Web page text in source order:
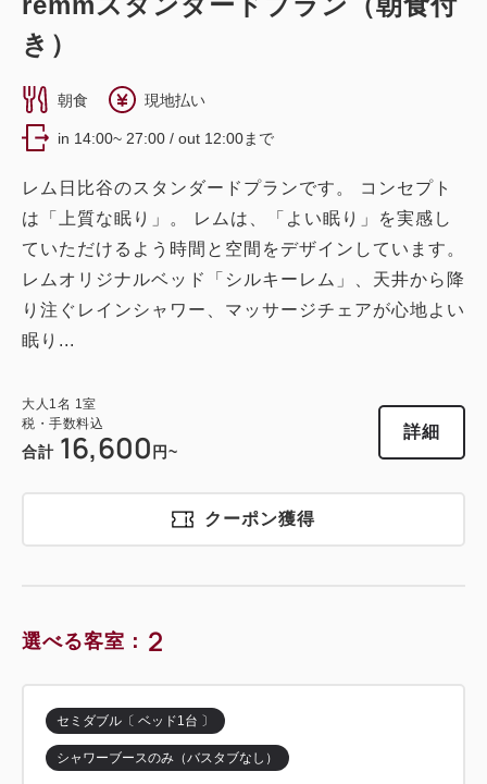
き）
朝食 現地払い
in 14:00~ 27:00 / out 12:00まで
レム日比谷のスタンダードプランです。 コンセプト
は「上質な眠り」。 レムは、「よい眠り」を実感し
ていただけるよう時間と空間をデザインしています。
レムオリジナルベッド「シルキーレム」、天井から降
り注ぐレインシャワー、マッサージチェアが心地よい
眠り...
大人 1名 1室
税・手数料込
合計 16,600 円~
詳細
クーポン獲得
選べる客室： 2
セミダブル〔 ベッド1台 〕
シャワーブースのみ（バスタブなし）